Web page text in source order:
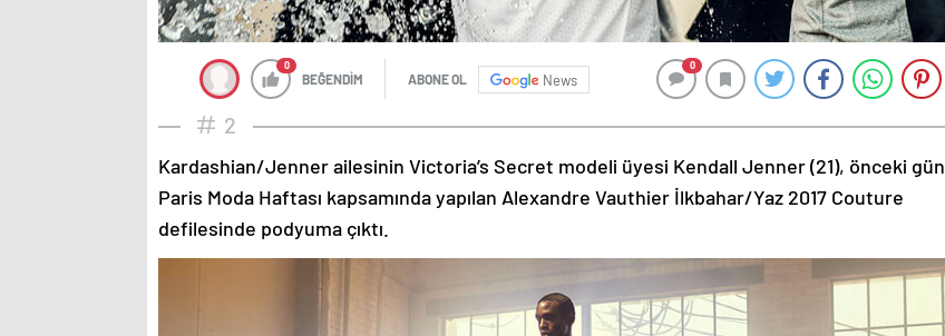
0
BEĞENDİM ABONE OL News
0
2
Kardashian/Jenner ailesinin Victoria’s Secret modeli üyesi Kendall Jenner (21), önceki gün
Paris Moda Haftası kapsamında yapılan Alexandre Vauthier İlkbahar/Yaz 2017 Couture
defilesinde podyuma çıktı.